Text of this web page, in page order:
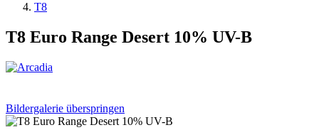
T8
T8 Euro Range Desert 10% UV-B
Bildergalerie überspringen